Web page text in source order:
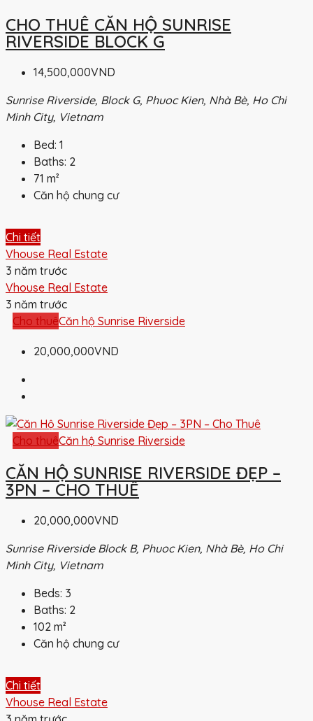
CHO THUÊ CĂN HỘ SUNRISE
RIVERSIDE BLOCK G
14,500,000VND
Sunrise Riverside, Block G, Phuoc Kien, Nhà Bè, Ho Chi
Minh City, Vietnam
Bed: 1
Baths: 2
71 m²
Căn hộ chung cư
Chi tiết
Vhouse Real Estate
3 năm trước
Vhouse Real Estate
3 năm trước
Cho thuêCăn hộ Sunrise Riverside
20,000,000VND
Cho thuêCăn hộ Sunrise Riverside
CĂN HỘ SUNRISE RIVERSIDE ĐẸP –
3PN – CHO THUÊ
20,000,000VND
Sunrise Riverside Block B, Phuoc Kien, Nhà Bè, Ho Chi
Minh City, Vietnam
Beds: 3
Baths: 2
102 m²
Căn hộ chung cư
Chi tiết
Vhouse Real Estate